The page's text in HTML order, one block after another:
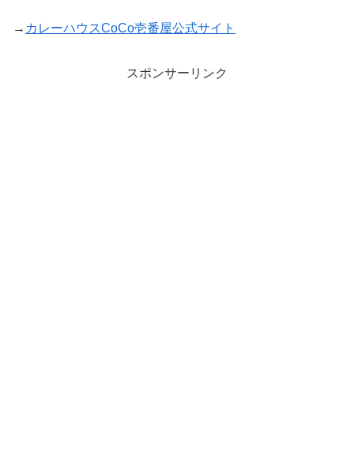
→ カレーハウスCoCo壱番屋公式サイト
スポンサーリンク